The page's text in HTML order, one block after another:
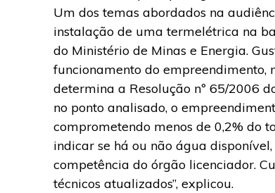
Um dos temas abordados na
instalação de uma termelétrica na
do Ministério de Minas e Energia.
funcionamento do
determina a Resolução nº 65/2006
no ponto analisado, o
comprometendo menos de 0,2% do
indicar se há ou não água
competência do órgão licenciador.
técnicos atualizados”, explicou.